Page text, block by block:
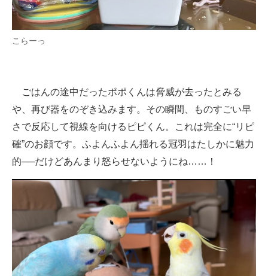
こらーっ
ごはんの途中だったポポくんは脅威が去ったとみる
や、再び器をのぞき込みます。その瞬間、ものすごい早
さで反応して視線を向けるピピくん。これは完全に“リピ
確”のお顔です。ふよんふよん揺れる冠羽はたしかに魅力
的──だけどあんまり怒らせないようにね……！